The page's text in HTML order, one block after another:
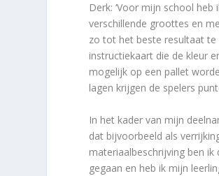
Derk: ‘Voor mijn school
verschillende groottes en
zo tot het beste resultaat te
instructiekaart die de kleur
mogelijk op een pallet
lagen krijgen de spelers
In het kader van mijn
dat bijvoorbeeld als
materiaalbeschrijving ben
gegaan en heb ik mijn